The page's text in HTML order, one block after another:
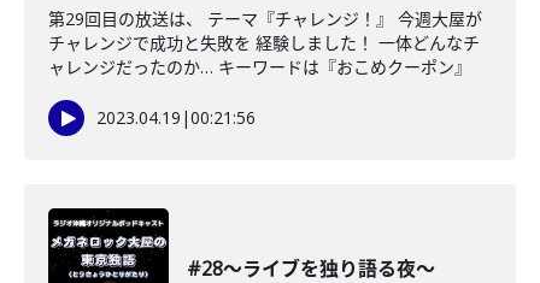
第29回目の放送は、 テーマ『チャレンジ！』 今週大屋が
チャレンジで成功と失敗を 経験しました！ 一体どんなチ
ャレンジだったのか… キーワードは『おこめクーポン』
2023.04.19 |00:21:56
#28〜ライブを独り語る夜〜